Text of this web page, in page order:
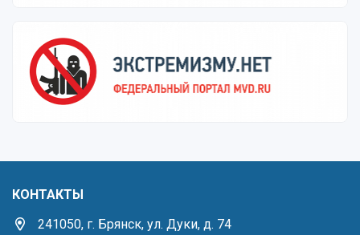
КОНТАКТЫ
241050, г. Брянск, ул. Дуки, д. 74